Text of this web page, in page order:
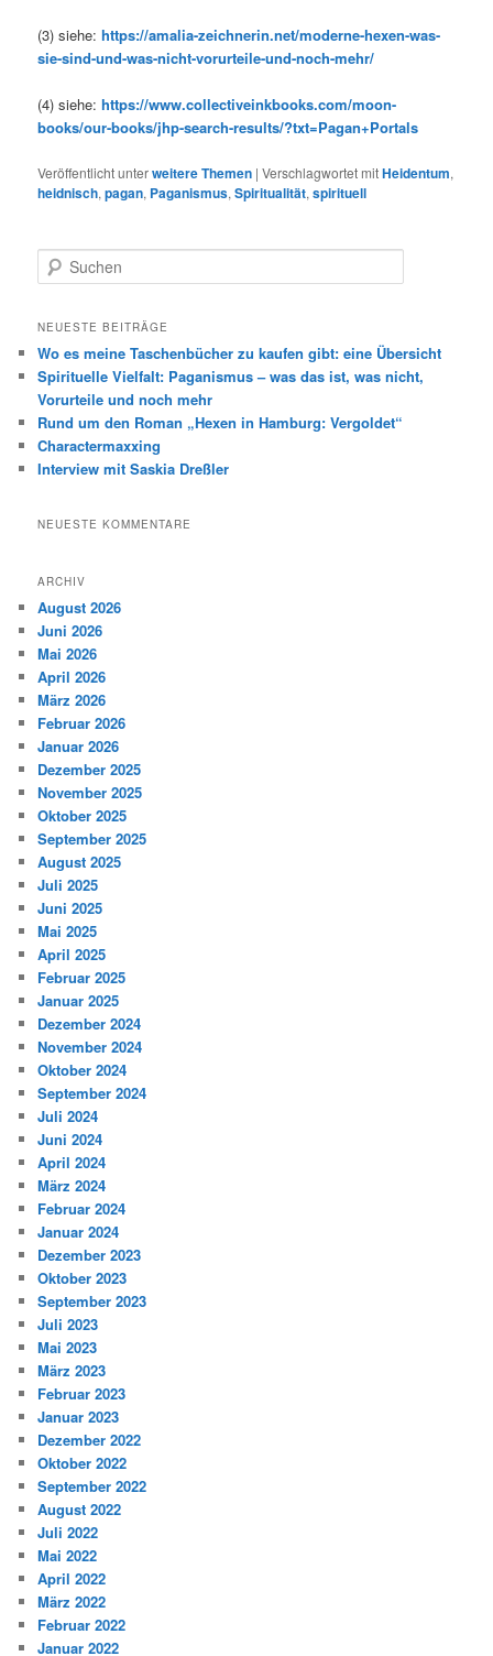
(3) siehe:https://amalia-zeichnerin.net/moderne-hexen-was-
sie-sind-und-was-nicht-vorurteile-und-noch-mehr/
(4) siehe:https://www.collectiveinkbooks.com/moon-
books/our-books/jhp-search-results/?txt=Pagan+Portals
Veröffentlicht unterweitere Themen |Verschlagwortet mitHeidentum,
heidnisch,pagan, Paganismus,Spiritualität,spirituell
u
h
n
NEUESTE BEITRÄGE
Wo es meine Taschenbücher zu kaufen gibt: eine Übersicht
Spirituelle Vielfalt: Paganismus – was das ist, was nicht,
Vorurteile und noch mehr
Rund um den Roman „Hexen in Hamburg: Vergoldet“
Charactermaxxing
Interview mit Saskia Dreßler
NEUESTE KOMMENTARE
ARCHIV
August 2026
Juni 2026
Mai 2026
April 2026
März 2026
Februar 2026
Januar 2026
Dezember 2025
November 2025
Oktober 2025
September 2025
August 2025
Juli 2025
Juni 2025
Mai 2025
April 2025
Februar 2025
Januar 2025
Dezember 2024
November 2024
Oktober 2024
September 2024
Juli 2024
Juni 2024
April 2024
März 2024
Februar 2024
Januar 2024
Dezember 2023
Oktober 2023
September 2023
Juli 2023
Mai 2023
März 2023
Februar 2023
Januar 2023
Dezember 2022
Oktober 2022
September 2022
August 2022
Juli 2022
Mai 2022
April 2022
März 2022
Februar 2022
Januar 2022